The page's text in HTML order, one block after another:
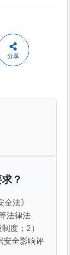
分享
？
法》
法律法
度；2）
安全影响评